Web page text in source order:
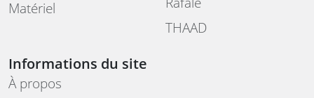
Matériel
THAAD
Informations du site
À propos